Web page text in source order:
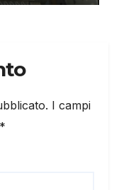
I campi
*